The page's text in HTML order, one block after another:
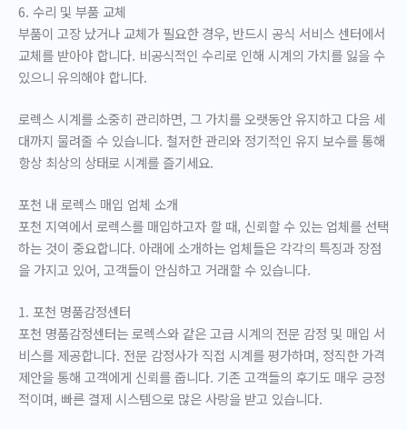
6. 수리 및 부품 교체
부품이 고장 났거나 교체가 필요한 경우, 반드시 공식 서비스 센터에서
교체를 받아야 합니다. 비공식적인 수리로 인해 시계의 가치를 잃을 수
있으니 유의해야 합니다.
로렉스 시계를 소중히 관리하면, 그 가치를 오랫동안 유지하고 다음 세
대까지 물려줄 수 있습니다. 철저한 관리와 정기적인 유지 보수를 통해
항상 최상의 상태로 시계를 즐기세요.
포천 내 로렉스 매입 업체 소개
포천 지역에서 로렉스를 매입하고자 할 때, 신뢰할 수 있는 업체를 선택
하는 것이 중요합니다. 아래에 소개하는 업체들은 각각의 특징과 장점
을 가지고 있어, 고객들이 안심하고 거래할 수 있습니다.
1. 포천 명품감정센터
포천 명품감정센터는 로렉스와 같은 고급 시계의 전문 감정 및 매입 서
비스를 제공합니다. 전문 감정사가 직접 시계를 평가하며, 정직한 가격
제안을 통해 고객에게 신뢰를 줍니다. 기존 고객들의 후기도 매우 긍정
적이며, 빠른 결제 시스템으로 많은 사랑을 받고 있습니다.